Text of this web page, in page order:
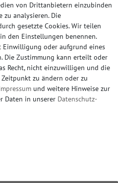
MEDIA
| e-Delux GmbH
von Drittanbietern einzubinden
zu analysieren. Die
gesetzte Cookies. Wir teilen
den Einstellungen benennen.
Einwilligung oder aufgrund eines
Die Zustimmung kann erteilt oder
Recht, nicht einzuwilligen und die
zu ändern oder zu
und weitere Hinweise zur
Daten in unserer Daten­schutz­